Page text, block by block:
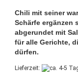
Chili mit seiner
Schärfe ergänzen
abgerundet mit
für alle Gerichte,
dürfen.
Lieferzeit: